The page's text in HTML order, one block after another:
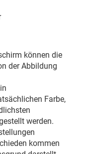
können die
der Abbildung
Farbe,
werden.
kommen